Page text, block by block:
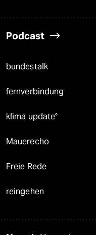
Podcast
bundestalk
fernverbindung
klima update°
Mauerecho
Freie Rede
reingehen